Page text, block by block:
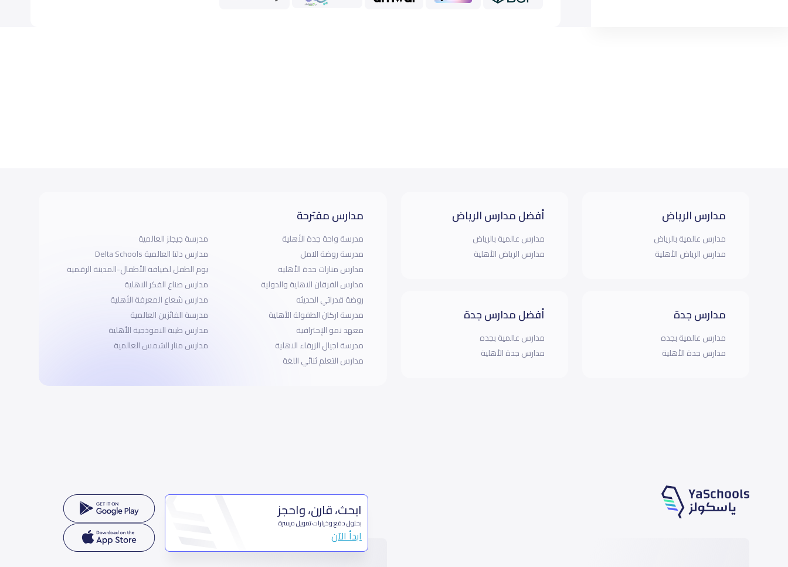
مدارس الرياض
مدارس عالمية بالرياض
مدارس الرياض الأهلية
مدارس جدة
مدارس عالمية بجده
مدارس جدة الأهلية
أفضل مدارس الرياض
مدارس عالمية بالرياض
مدارس الرياض الأهلية
أفضل مدارس جدة
مدارس عالمية بجده
مدارس جدة الأهلية
مدارس مقترحة
مدرسة واحة جدة الأهلية
مدرسة روضة الامل
مدارس منارات جدة الأهلية
مدارس الفرقان الاهلية والدولية
روضة قدراتي الحديثه
مدرسة اركان الطفولة الأهلية
معهد نمو الإحترافية
مدرسة اجيال الزرقاء الاهلية
مدارس التعلم ثنائي اللغة
مدرسة جيجلز العالمية
مدارس دلتا العالمية Delta Schools
يوم الطفل لضيافة الأطفال-المدينة الرقمية
مدارس صناع الفكر الاهلية
مدارس شعاع المعرفة الأهلية
مدرسة الفائزين العالمية
مدارس طيبة النموذجية الأهلية
مدارس منار الشمس العالمية
ابحث، قارن، واحجز
بحلول دفع وخيارات تمويل ميسرة
ابدأ الآن